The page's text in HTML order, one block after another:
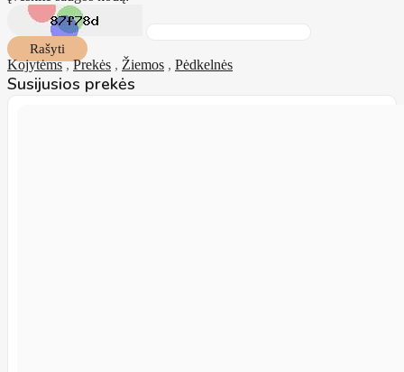
Rašyti
Kojytėms,Prekės , Žiemos , Pėdkelnės
Susijusios prekės